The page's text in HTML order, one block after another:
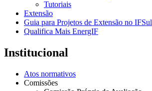
Tutoriais
Extensão
Guia para Projetos de Extensão no IFSul
Qualifica Mais EnergIF
Institucional
Atos normativos
Comissões